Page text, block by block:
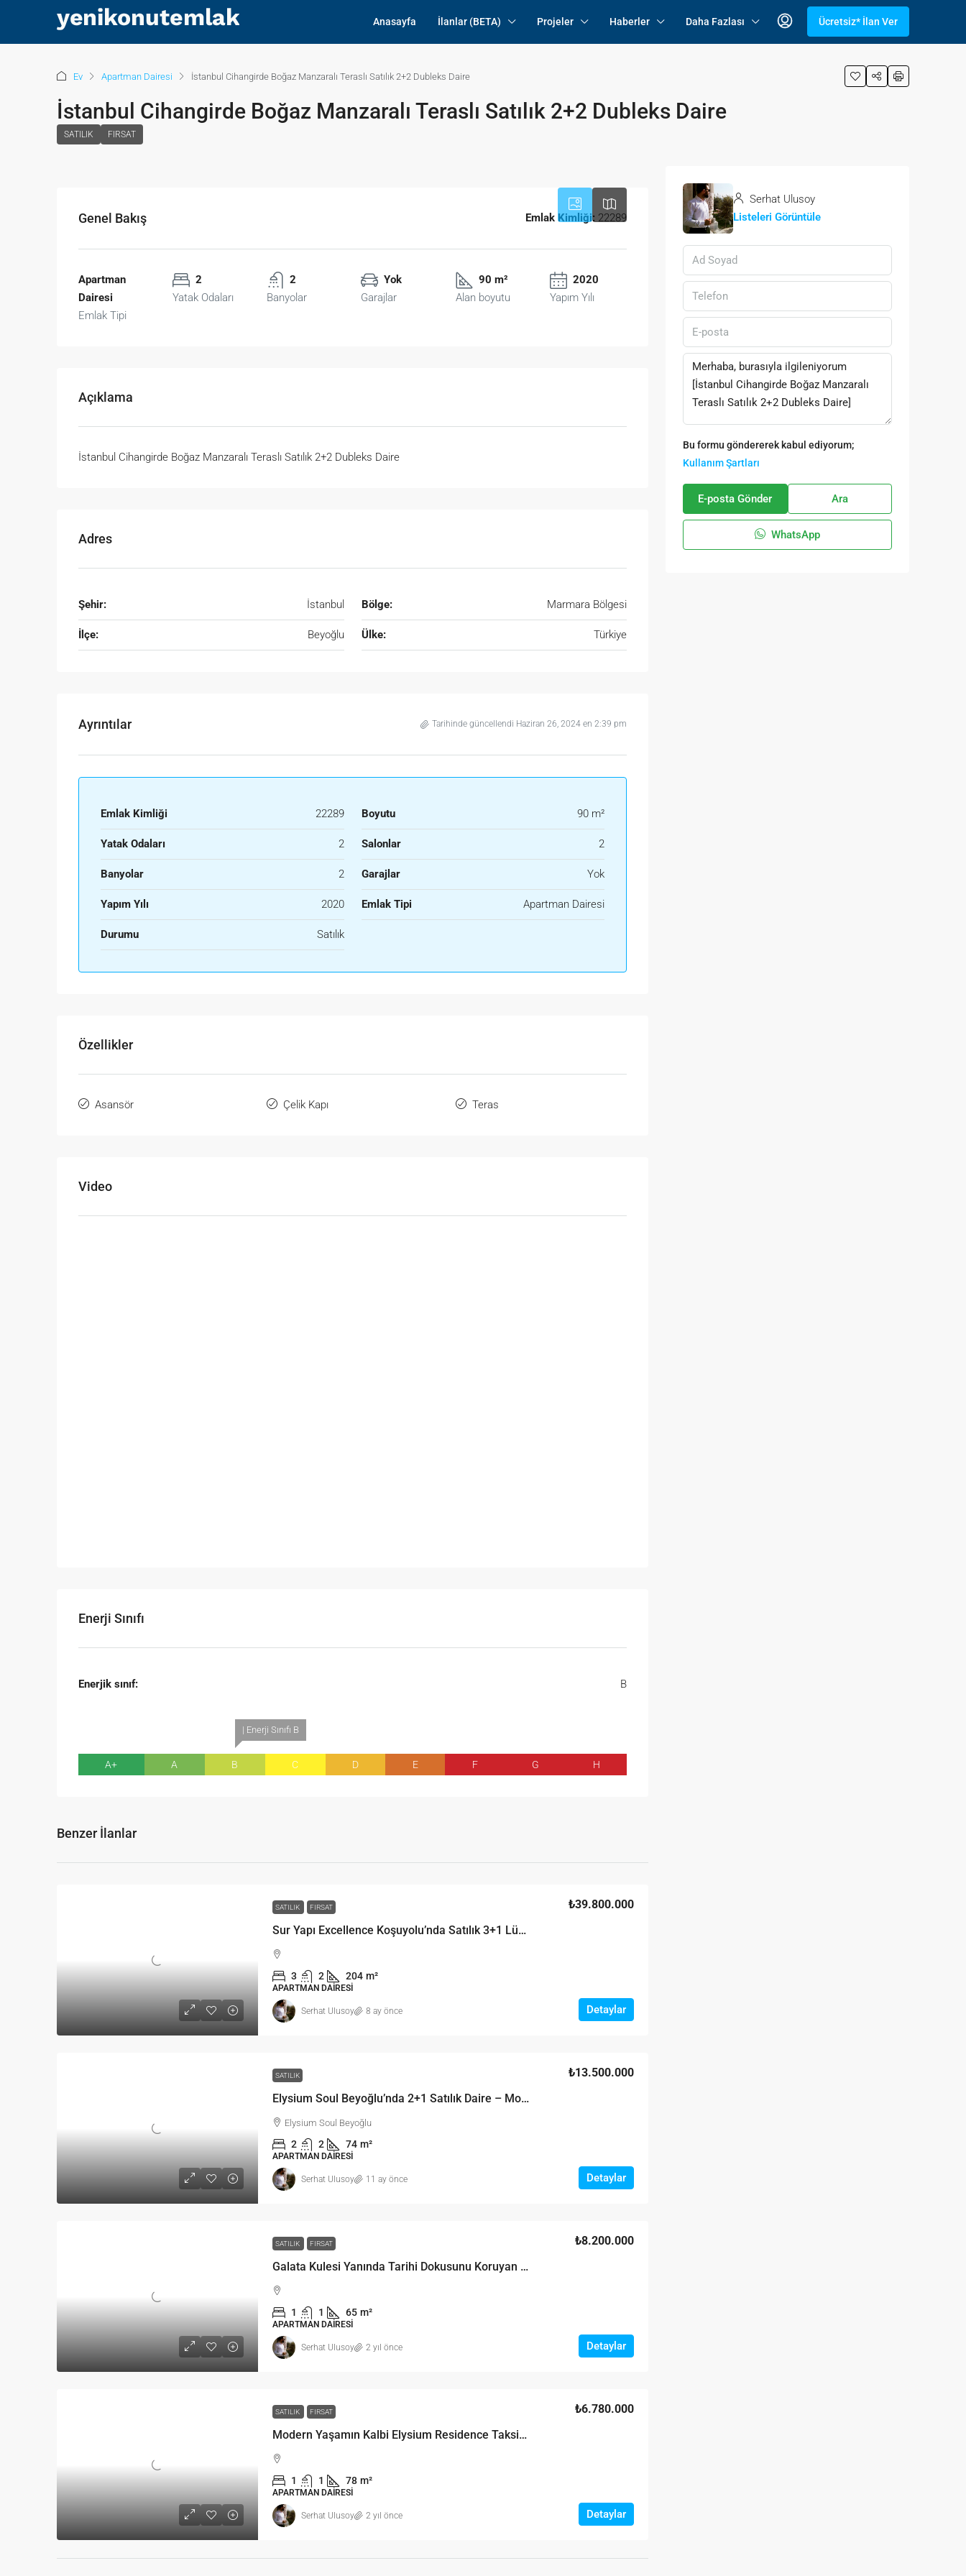
Anasayfa İlanlar (BETA) Projeler Haberler Daha Fazlası Ücretsiz* İlan Ver
Ev Apartman Dairesi İstanbul Cihangirde Boğaz Manzaralı Teraslı Satılık 2+2 Dubleks Daire
İstanbul Cihangirde Boğaz Manzaralı Teraslı Satılık 2+2 Dubleks Daire
SATILIK FIRSAT
Genel Bakış Emlak Kimliği: 22289
Apartman
Dairesi
Emlak Tipi
2
Yatak Odaları
2
Banyolar
Yok
Garajlar
90 m²
Alan boyutu
2020
Yapım Yılı
Açıklama
İstanbul Cihangirde Boğaz Manzaralı Teraslı Satılık 2+2 Dubleks Daire
Adres
Şehir: İstanbul Bölge: Marmara Bölgesi
İlçe: Beyoğlu Ülke: Türkiye
Ayrıntılar Tarihinde güncellendi Haziran 26, 2024 en 2:39 pm
Emlak Kimliği 22289 Boyutu 90 m²
Yatak Odaları 2 Salonlar 2
Banyolar 2 Garajlar Yok
Yapım Yılı 2020 Emlak Tipi Apartman Dairesi
Durumu Satılık
Özellikler
Asansör Çelik Kapı Teras
Video
Enerji Sınıfı
Enerjik sınıf: B
A+ A
| Enerji Sınıfı B
B C D E F G H
Benzer İlanlar
SATILIK FIRSAT
Sur Yapı Excellence Koşuyolu’nda Satılık 3+1 Lüks Daire | Deniz & Tarihi Yarımada Manzaralı
₺39.800.000
3 2 204 m²
APARTMAN DAIRESI
Detaylar
Serhat Ulusoy 8 ay önce
SATILIK
Elysium Soul Beyoğlu’nda 2+1 Satılık Daire – Modern Yaşam ve Konforun Merkezi
₺13.500.000
Elysium Soul Beyoğlu
2 2 74 m²
APARTMAN DAIRESI
Detaylar
Serhat Ulusoy 11 ay önce
SATILIK FIRSAT
Galata Kulesi Yanında Tarihi Dokusunu Koruyan Binada 1+1 Satılık Daire
₺8.200.000
1 1 65 m²
APARTMAN DAIRESI
Detaylar
Serhat Ulusoy 2 yıl önce
SATILIK FIRSAT
Modern Yaşamın Kalbi Elysium Residence Taksim’de 1+1 78m² Satılık Daire
₺6.780.000
1 1 78 m²
APARTMAN DAIRESI
Detaylar
Serhat Ulusoy 2 yıl önce
Serhat Ulusoy
Listeleri Görüntüle
Bu formu göndererek kabul ediyorum;
Kullanım Şartları
E-posta Gönder Ara
WhatsApp